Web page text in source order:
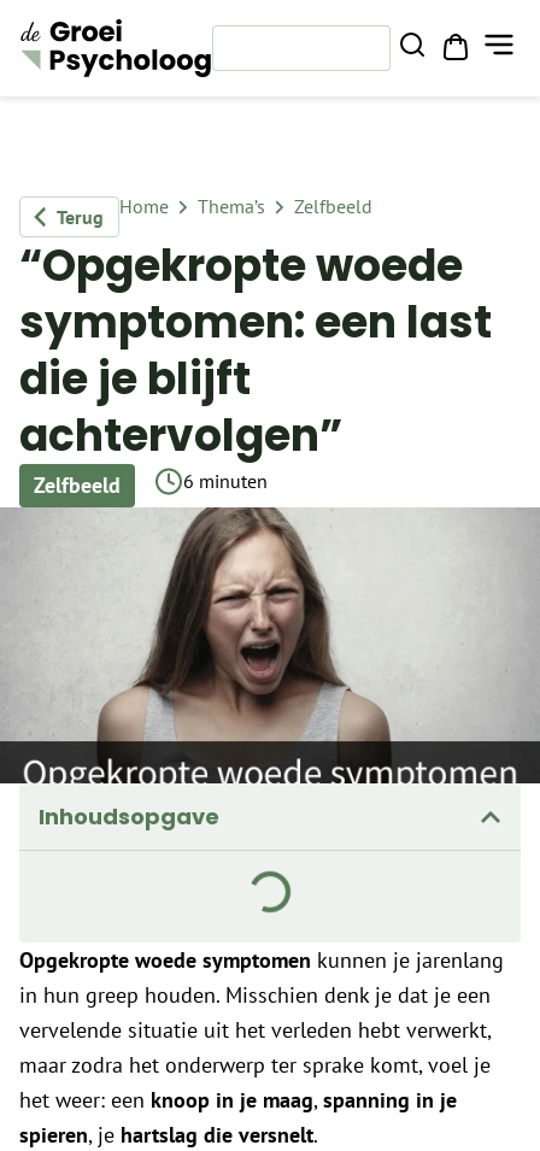
Terug Home Thema’s Zelfbeeld
“Opgekropte woede
symptomen: een last
die je blijft
achtervolgen”
Zelfbeeld 6 minuten
Inhoudsopgave
Opgekropte woede symptomen kunnen je jarenlang
in hun greep houden. Misschien denk je dat je een
vervelende situatie uit het verleden hebt verwerkt,
maar zodra het onderwerp ter sprake komt, voel je
het weer: een knoop in je maag,spanning in je
spieren, je hartslag die versnelt.